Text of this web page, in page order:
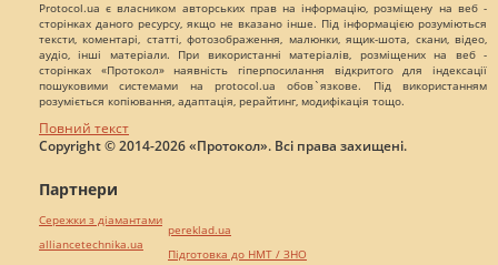
Protocol.ua є власником авторських прав на інформацію, розміщену на веб -
сторінках даного ресурсу, якщо не вказано інше. Під інформацією розуміються
тексти, коментарі, статті, фотозображення, малюнки, ящик-шота, скани, відео,
аудіо, інші матеріали. При використанні матеріалів, розміщених на веб -
сторінках «Протокол» наявність гіперпосилання відкритого для індексації
пошуковими системами на protocol.ua обов`язкове. Під використанням
розуміється копіювання, адаптація, рерайтинг, модифікація тощо.
Повний текст
Copyright © 2014-2026 «Протокол». Всі права захищені.
Партнери
Сережки з діамантами
alliancetechnika.ua
pereklad.ua
Підготовка до НМТ / ЗНО